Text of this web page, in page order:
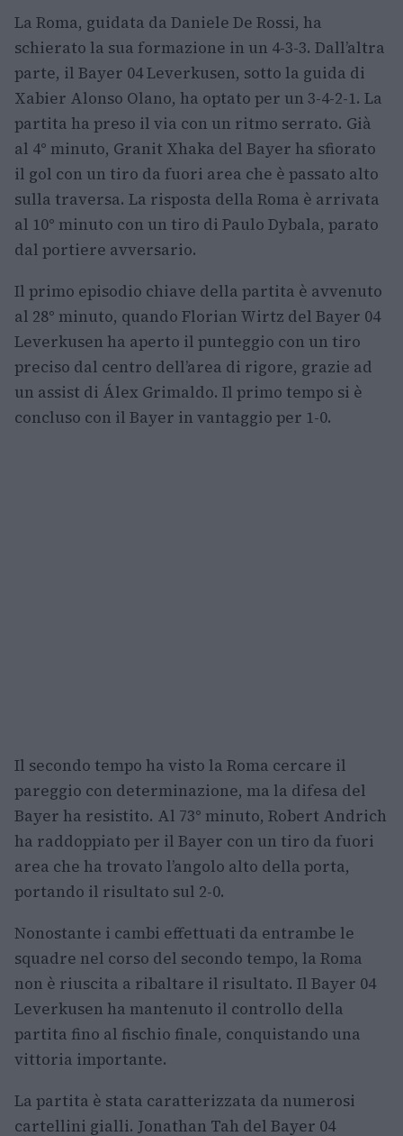
La Roma, guidata da Daniele De Rossi, ha
schierato la sua formazione in un 4-3-3. Dall’altra
parte, il Bayer 04 Leverkusen, sotto la guida di
Xabier Alonso Olano, ha optato per un 3-4-2-1. La
partita ha preso il via con un ritmo serrato. Già
al 4° minuto, Granit Xhaka del Bayer ha sfiorato
il gol con un tiro da fuori area che è passato alto
sulla traversa. La risposta della Roma è arrivata
al 10° minuto con un tiro di Paulo Dybala, parato
dal portiere avversario.
Il primo episodio chiave della partita è avvenuto
al 28° minuto, quando Florian Wirtz del Bayer 04
Leverkusen ha aperto il punteggio con un tiro
preciso dal centro dell’area di rigore, grazie ad
un assist di Álex Grimaldo. Il primo tempo si è
concluso con il Bayer in vantaggio per 1-0.
Il secondo tempo ha visto la Roma cercare il
pareggio con determinazione, ma la difesa del
Bayer ha resistito. Al 73° minuto, Robert Andrich
ha raddoppiato per il Bayer con un tiro da fuori
area che ha trovato l’angolo alto della porta,
portando il risultato sul 2-0.
Nonostante i cambi effettuati da entrambe le
squadre nel corso del secondo tempo, la Roma
non è riuscita a ribaltare il risultato. Il Bayer 04
Leverkusen ha mantenuto il controllo della
partita fino al fischio finale, conquistando una
vittoria importante.
La partita è stata caratterizzata da numerosi
cartellini gialli. Jonathan Tah del Bayer 04